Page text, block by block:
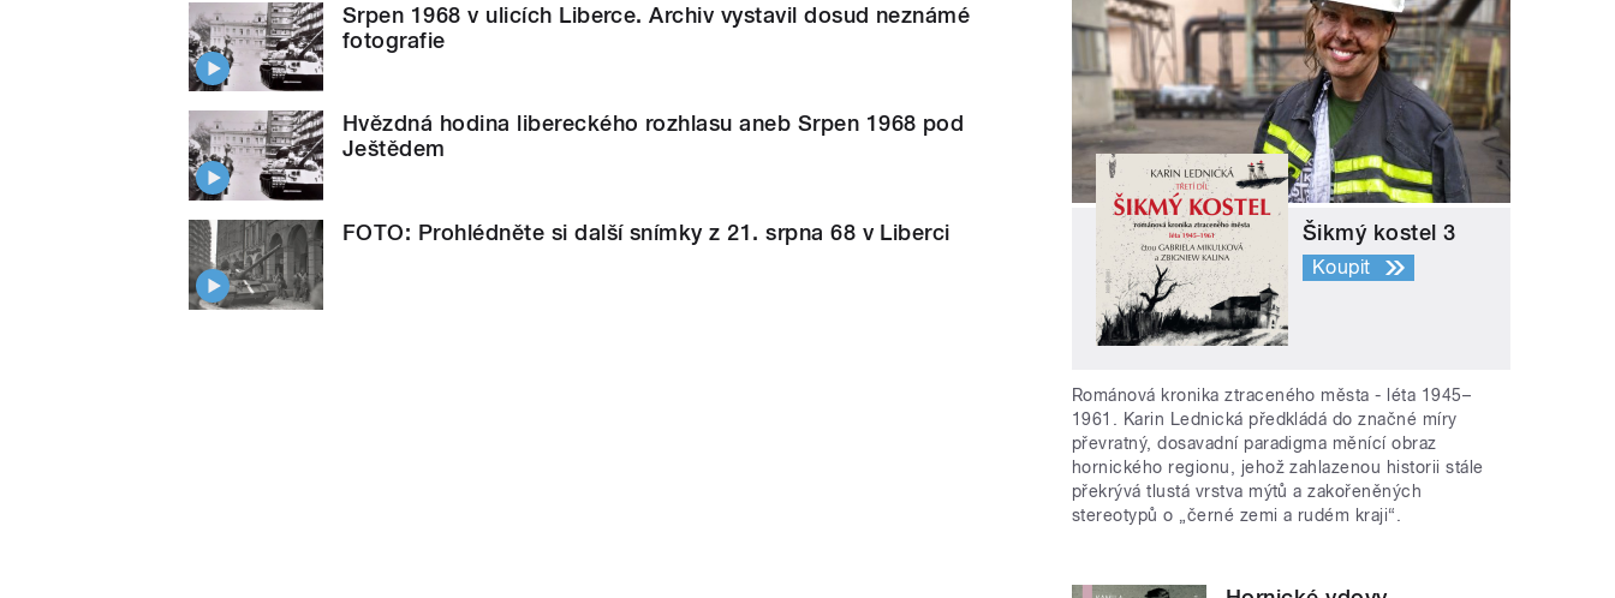
Srpen 1968 v ulicích Liberce. Archiv vystavil dosud neznámé
fotografie
Hvězdná hodina libereckého rozhlasu aneb Srpen 1968 pod
Ještědem
FOTO: Prohlédněte si další snímky z 21. srpna 68 v Liberci Šikmý kostel 3
Koupit
Románová kronika ztraceného města - léta 1945–
1961. Karin Lednická předkládá do značné míry
převratný, dosavadní paradigma měnící obraz
hornického regionu, jehož zahlazenou historii stále
překrývá tlustá vrstva mýtů a zakořeněných
stereotypů o „černé zemi a rudém kraji“.